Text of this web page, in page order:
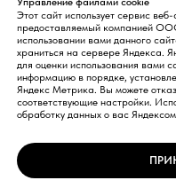
Этот сайт использует сервис
предоставляемый компанией
использовании вами данного
храниться на сервере Яндекса.
для оценки использования вами
информацию в порядке,
Яндекс Метрика. Вы можете
соответствующие настройки.
обработку данных о вас
Автодром
В
ВОКОМ®
контраварийной